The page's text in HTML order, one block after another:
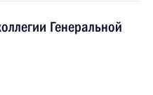
Генеральной